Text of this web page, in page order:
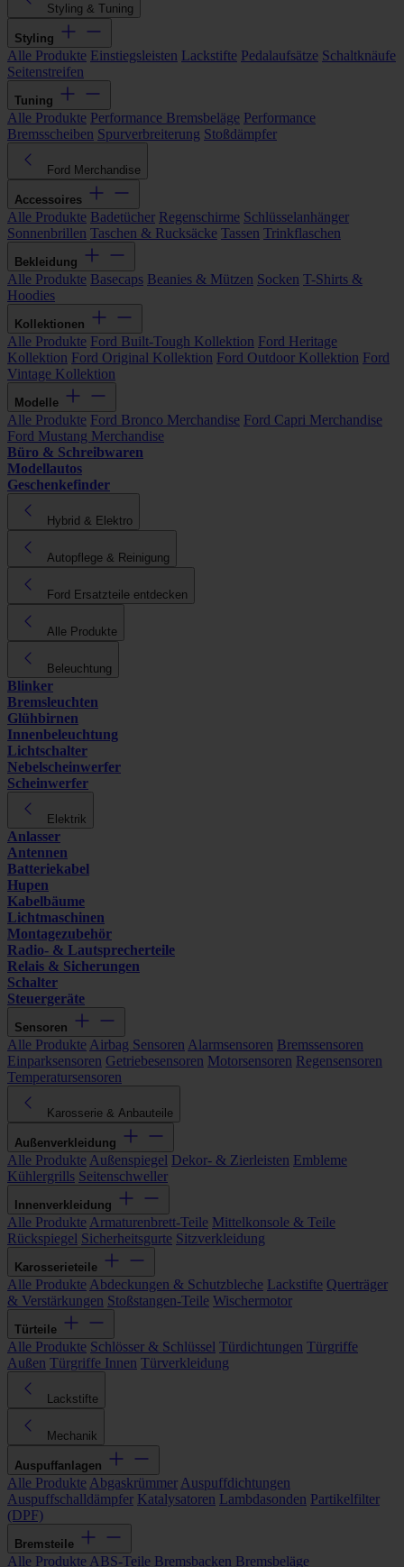
Styling & Tuning
Styling
Alle Produkte Einstiegsleisten Lackstifte Pedalaufsätze Schaltknäufe
Seitenstreifen
Tuning
Alle Produkte Performance Bremsbeläge Performance
Bremsscheiben Spurverbreiterung Stoßdämpfer
Ford Merchandise
Accessoires
Alle Produkte Badetücher Regenschirme Schlüsselanhänger
Sonnenbrillen Taschen & Rucksäcke Tassen Trinkflaschen
Bekleidung
Alle Produkte Basecaps Beanies & Mützen Socken T-Shirts &
Hoodies
Kollektionen
Alle Produkte Ford Built-Tough Kollektion Ford Heritage
Kollektion Ford Original Kollektion Ford Outdoor Kollektion Ford
Vintage Kollektion
Modelle
Alle Produkte Ford Bronco Merchandise Ford Capri Merchandise
Ford Mustang Merchandise
Büro & Schreibwaren
Modellautos
Geschenkefinder
Hybrid & Elektro
Autopflege & Reinigung
Ford Ersatzteile entdecken
Alle Produkte
Beleuchtung
Blinker
Bremsleuchten
Glühbirnen
Innenbeleuchtung
Lichtschalter
Nebelscheinwerfer
Scheinwerfer
Elektrik
Anlasser
Antennen
Batteriekabel
Hupen
Kabelbäume
Lichtmaschinen
Montagezubehör
Radio- & Lautsprecherteile
Relais & Sicherungen
Schalter
Steuergeräte
Sensoren
Alle Produkte Airbag Sensoren Alarmsensoren Bremssensoren
Einparksensoren Getriebesensoren Motorsensoren Regensensoren
Temperatursensoren
Karosserie & Anbauteile
Außenverkleidung
Alle Produkte Außenspiegel Dekor- & Zierleisten Embleme
Kühlergrills Seitenschweller
Innenverkleidung
Alle Produkte Armaturenbrett-Teile Mittelkonsole & Teile
Rückspiegel Sicherheitsgurte Sitzverkleidung
Karosserieteile
Alle Produkte Abdeckungen & Schutzbleche Lackstifte Querträger
& Verstärkungen Stoßstangen-Teile Wischermotor
Türteile
Alle Produkte Schlösser & Schlüssel Türdichtungen Türgriffe
Außen Türgriffe Innen Türverkleidung
Lackstifte
Mechanik
Auspuffanlagen
Alle Produkte Abgaskrümmer Auspuffdichtungen
Auspuffschalldämpfer Katalysatoren Lambdasonden Partikelfilter
(DPF)
Bremsteile
Alle Produkte ABS-Teile Bremsbacken Bremsbeläge